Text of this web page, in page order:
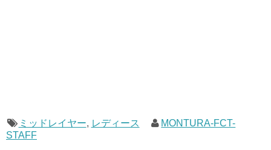
ミッドレイヤー, レディース
MONTURA-FCT-
STAFF